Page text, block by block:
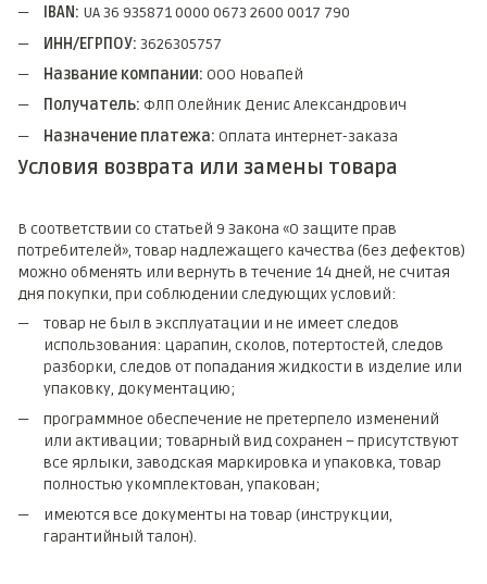
IBAN: UA 36 935871 0000 0673 2600 0017 790
ИНН/ЕГРПОУ: 3626305757
Название компании: ООО НоваПей
Получатель: ФЛП Олейник Денис Александрович
Назначение платежа: Оплата интернет-заказа
Условия возврата или замены товара
В соответствии со статьей 9 Закона «О защите прав
потребителей», товар надлежащего качества (без дефектов)
можно обменять или вернуть в течение 14 дней, не считая
дня покупки, при соблюдении следующих условий:
товар не был в эксплуатации и не имеет следов
использования: царапин, сколов, потертостей, следов
разборки, следов от попадания жидкости в изделие или
упаковку, документацию;
программное обеспечение не претерпело изменений
или активации; товарный вид сохранен – присутствуют
все ярлыки, заводская маркировка и упаковка, товар
полностью укомплектован, упакован;
имеются все документы на товар (инструкции,
гарантийный талон).